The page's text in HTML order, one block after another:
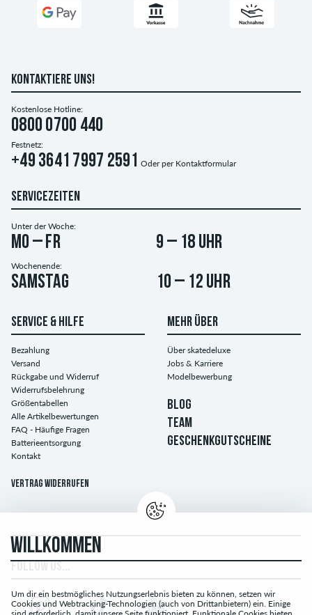
KONTAKTIERE UNS!
Kostenlose Hotline:
0800 0700 440
Festnetz:
+49 3641 7997 2591 Oder per Kontaktformular
SERVICEZEITEN
Unter der Woche:
Mo – Fr 9 – 18 Uhr
Wochenende:
Samstag 10 – 12 Uhr
SERVICE & HILFE
Bezahlung
Versand
Rückgabe und Widerruf
Widerrufsbelehrung
Größentabellen
Alle Artikelbewertungen
FAQ - Häufige Fragen
Batterieentsorgung
Kontakt
Vertrag widerrufen
MEHR ÜBER
Über skatedeluxe
Jobs & Karriere
Modelbewerbung
BLOG
TEAM
GESCHENKGUTSCHEINE
WILLKOMMEN
Um dir ein bestmögliches Nutzungserlebnis bieten zu können, setzen wir
Cookies und Webtracking-Technologien (auch von Drittanbietern) ein. Einige